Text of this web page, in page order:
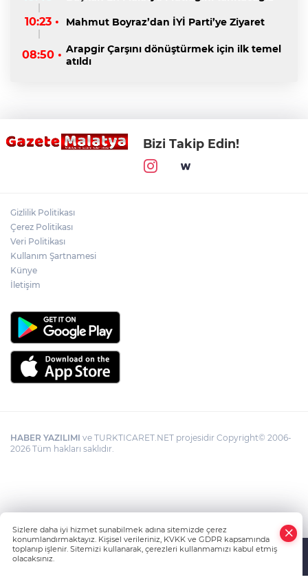
10:23 • Mahmut Boyraz’dan İYİ Parti’ye Ziyaret
08:50 • Arapgir Çarşını dönüştürmek için ilk temel
atıldı
Bizi Takip Edin!
Gizlilik Politikası
Çerez Politikası
Veri Politikası
Kullanım Şartnamesi
Künye
İletişim
HABER YAZILIMI ve TURKTICARET.NET projesidir Copyright© 2006-
2026 Tüm hakları saklıdır.
Sizlere daha iyi hizmet sunabilmek adına sitemizde çerez
konumlandırmaktayız. Kişisel verileriniz, KVKK ve GDPR kapsamında
toplanıp işlenir. Sitemizi kullanarak, çerezleri kullanmamızı kabul etmiş
olacaksınız.